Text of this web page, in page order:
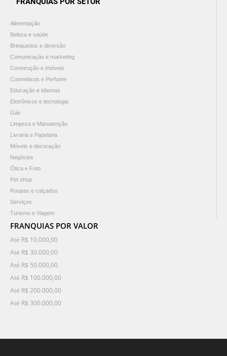
Alimentação
Beleza e saúde
Brinquedos e diversão
Comunicação e marketing
Construção e Imóveis
Cosméticos e Perfume
Educação e Idiomas
Eletrônicos e tecnologia
Gás
Limpeza e Manutenção
Livraria e Papelaria
Móveis e decoração
Negócios
Ótica e Foto
Pet shop
Roupas e calçados
Serviços
Turismo e Viagem
FRANQUIAS POR VALOR
Até R$ 10.000,00
Até R$ 30.000,00
Até R$ 50.000,00
Até R$ 100.000,00
Até R$ 200.000,00
Até R$ 300.000,00